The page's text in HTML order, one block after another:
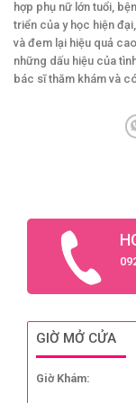
hợp phụ nữ lớn tuổi,
triển của y học hiện
và đem lại hiệu quả
những dấu hiệu của
bác sĩ thăm khám và
GIỜ MỞ CỬA
Giờ Khám: